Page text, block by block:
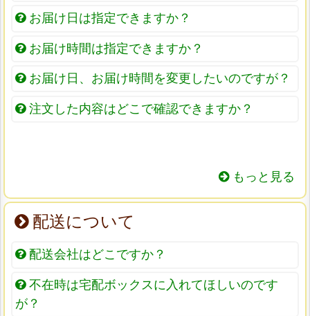
お届け日は指定できますか？
お届け時間は指定できますか？
お届け日、お届け時間を変更したいのですが？
注文した内容はどこで確認できますか？
もっと見る
配送について
配送会社はどこですか？
不在時は宅配ボックスに入れてほしいのです
が？